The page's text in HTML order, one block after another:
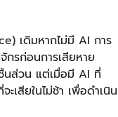
เดิมหากไม่มี AI การ
กรก่อนการเสียหาย
นส่วน แต่เมื่อมี AI ที่
เสียในไม่ช้า เพื่อดำเนิน